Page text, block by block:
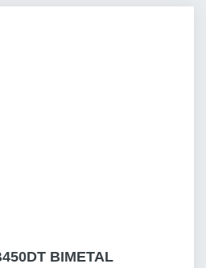
BIMETAL